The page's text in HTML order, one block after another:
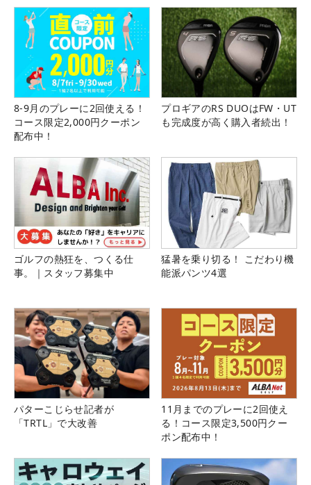
8-9月のプレーに2回使える！
コース限定2,000円クーポン
配布中！
プロギアのRS DUOはFW・UT
も完成度が高く購入者続出！
ゴルフの熱狂を、つくる仕
事。｜スタッフ募集中
猛暑を乗り切る！ こだわり機
能派パンツ4選
パターこじらせ記者が
「TRTL」で大改善
11月までのプレーに2回使え
る！コース限定3,500円クー
ポン配布中！